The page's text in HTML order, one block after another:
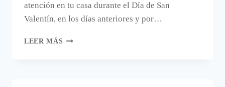
atención en tu casa durante el Día de San
Valentín, en los días anteriores y por…
LEER MÁS FLECHAS